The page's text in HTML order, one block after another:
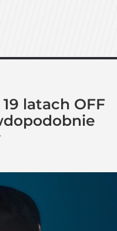
latach OFF